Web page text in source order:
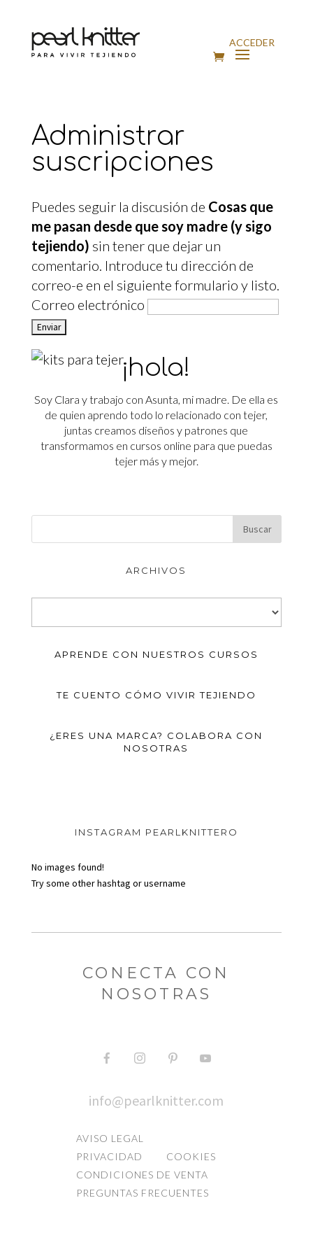
ACCEDER
Administrar
suscripciones
Puedes seguir la discusión de Cosas que
me pasan desde que soy madre (y sigo
tejiendo) sin tener que dejar un
comentario. Introduce tu dirección de
correo-e en el siguiente formulario y listo.
Correo electrónico
¡hola!
Soy Clara y trabajo con Asunta, mi madre. De ella es
de quien aprendo todo lo relacionado con tejer,
juntas creamos diseños y patrones que
transformamos en cursos online para que puedas
tejer más y mejor.
ARCHIVOS
APRENDE CON NUESTROS CURSOS
TE CUENTO CÓMO VIVIR TEJIENDO
¿ERES UNA MARCA? COLABORA CON
NOSOTRAS
INSTAGRAM PEARLKNITTERO
No images found!
Try some other hashtag or username
CONECTA CON
NOSOTRAS
info@pearlknitter.com
AVISO LEGAL
PRIVACIDAD
COOKIES
CONDICIONES DE VENTA
PREGUNTAS FRECUENTES